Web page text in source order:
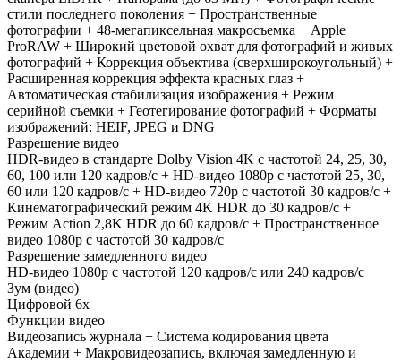
стили последнего поколения + Пространственные
фотографии + 48-мегапиксельная макросъемка + Apple
ProRAW + Широкий цветовой охват для фотографий и живых
фотографий + Коррекция объектива (сверхширокоугольный) +
Расширенная коррекция эффекта красных глаз +
Автоматическая стабилизация изображения + Режим
серийной съемки + Геотегирование фотографий + Форматы
изображений: HEIF, JPEG и DNG
Разрешение видео
HDR‑видео в стандарте Dolby Vision 4K с частотой 24, 25, 30,
60, 100 или 120 кадров/ с + HD-видео 1080p с частотой 25, 30,
60 или 120 кадров/ с + HD-видео 720p с частотой 30 кадров/ с +
Кинематографический режим 4K HDR до 30 кадров/ с +
Режим Action 2,8K HDR до 60 кадров/ с + Пространственное
видео 1080p с частотой 30 кадров/ с
Разрешение замедленного видео
HD-видео 1080р c частотой 120 кадров/ с или 240 кадров/ с
Зум (видео)
Цифровой 6х
Функции видео
Видеозапись журнала + Система кодирования цвета
Академии + Макровидеозапись, включая замедленную и